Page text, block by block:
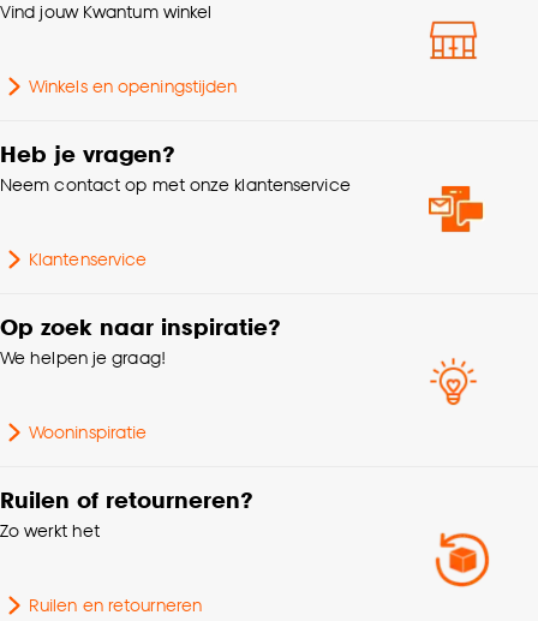
Vind jouw Kwantum winkel
Winkels en openingstijden
Heb je vragen?
Neem contact op met onze klantenservice
Klantenservice
Op zoek naar inspiratie?
We helpen je graag!
Wooninspiratie
Ruilen of retourneren?
Zo werkt het
Ruilen en retourneren